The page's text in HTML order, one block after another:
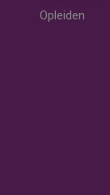
Opleiden